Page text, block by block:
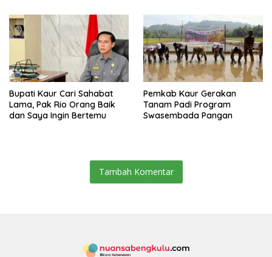
Bupati Kaur Cari Sahabat
Lama, Pak Rio Orang Baik
dan Saya Ingin Bertemu
Pemkab Kaur Gerakan
Tanam Padi Program
Swasembada Pangan
Tambah Komentar